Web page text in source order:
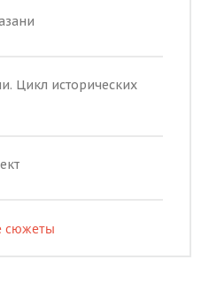
Цикл исторических
сюжеты